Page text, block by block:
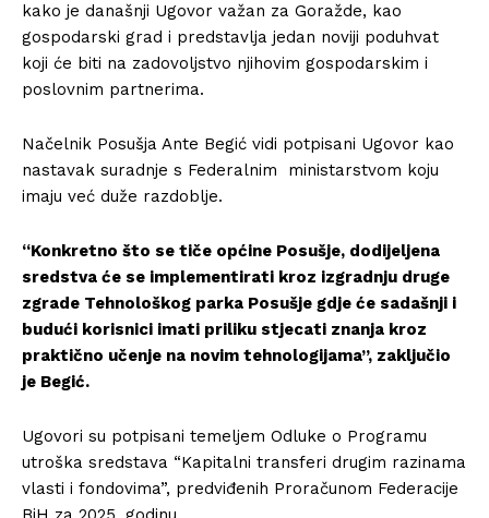
kako je današnji Ugovor važan za Goražde, kao
gospodarski grad i predstavlja jedan noviji poduhvat
koji će biti na zadovoljstvo njihovim gospodarskim i
poslovnim partnerima.
Načelnik Posušja Ante Begić vidi potpisani Ugovor kao
nastavak suradnje s Federalnim ministarstvom koju
imaju već duže razdoblje.
“Konkretno što se tiče općine Posušje, dodijeljena
sredstva će se implementirati kroz izgradnju druge
zgrade Tehnološkog parka Posušje gdje će sadašnji i
budući korisnici imati priliku stjecati znanja kroz
praktično učenje na novim tehnologijama”, zaključio
je Begić.
Ugovori su potpisani temeljem Odluke o Programu
utroška sredstava “Kapitalni transferi drugim razinama
vlasti i fondovima”, predviđenih Proračunom Federacije